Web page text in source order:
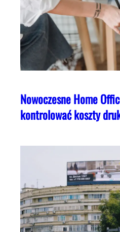
Nowoczesne Home
kontrolować koszty